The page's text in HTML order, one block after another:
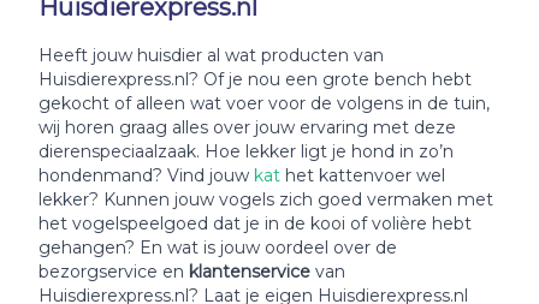
Huisdierexpress.nl
Heeft jouw huisdier al wat producten van
Huisdierexpress.nl? Of je nou een grote bench hebt
gekocht of alleen wat voer voor de volgens in de tuin,
wij horen graag alles over jouw ervaring met deze
dierenspeciaalzaak. Hoe lekker ligt je hond in zo’n
hondenmand? Vind jouw kat het kattenvoer wel
lekker? Kunnen jouw vogels zich goed vermaken met
het vogelspeelgoed dat je in de kooi of volière hebt
gehangen? En wat is jouw oordeel over de
bezorgservice en klantenservice van
Huisdierexpress.nl? Laat je eigen Huisdierexpress.nl